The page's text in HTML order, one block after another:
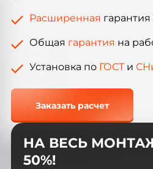
Расширенная гарантия
Общая гарантия на
Установка по ГОСТи
Заказать расчет
НА ВЕСЬ
50%!